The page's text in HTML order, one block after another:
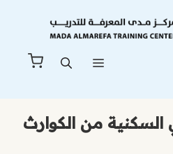
السكنية من الكوارث